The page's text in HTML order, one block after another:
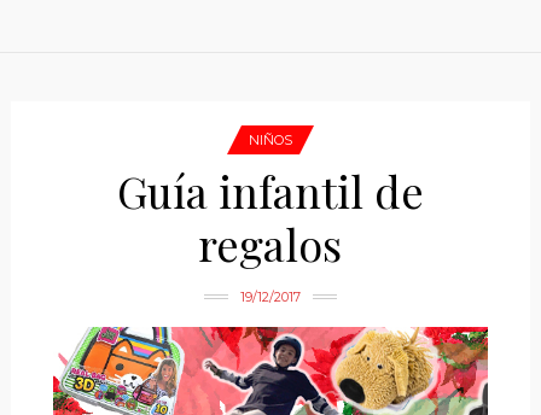
NIÑOS
Guía infantil de
regalos
19/12/2017